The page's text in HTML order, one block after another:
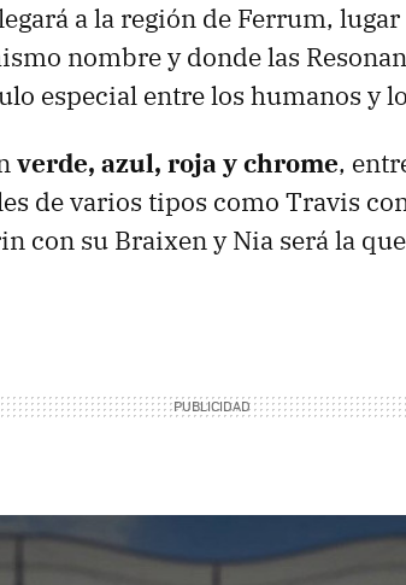
a la región de Ferrum,
nombre y donde las
especial entre los humanos y
verde, azul, roja y chrome,
de varios tipos como Travis
con su Braixen y Nia será la